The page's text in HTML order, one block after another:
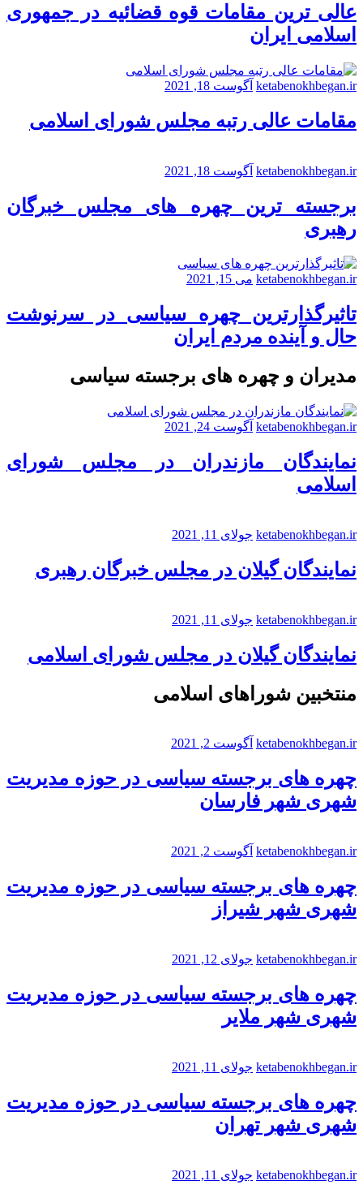
عالی ترین مقامات قوه قضائیه در جمهوری
اسلامی ایران
ketabenokhbegan.ir آگوست 18, 2021
مقامات عالی رتبه مجلس شورای اسلامی
ketabenokhbegan.ir آگوست 18, 2021
برجسته ترین چهره های مجلس خبرگان
رهبری
ketabenokhbegan.ir می 15, 2021
تاثیرگذارترین چهره سیاسی در سرنوشت
حال و آینده مردم ایران
مدیران و چهره های برجسته سیاسی
ketabenokhbegan.ir آگوست 24, 2021
نمایندگان مازندران در مجلس شورای
اسلامی
ketabenokhbegan.ir جولای 11, 2021
نمایندگان گیلان در مجلس خبرگان رهبری
ketabenokhbegan.ir جولای 11, 2021
نمایندگان گیلان در مجلس شورای اسلامی
منتخبین شوراهای اسلامی
ketabenokhbegan.ir آگوست 2, 2021
چهره های برجسته سیاسی در حوزه مدیریت
شهری شهر فارسان
ketabenokhbegan.ir آگوست 2, 2021
چهره های برجسته سیاسی در حوزه مدیریت
شهری شهر شیراز
ketabenokhbegan.ir جولای 12, 2021
چهره های برجسته سیاسی در حوزه مدیریت
شهری شهر ملایر
ketabenokhbegan.ir جولای 11, 2021
چهره های برجسته سیاسی در حوزه مدیریت
شهری شهر تهران
ketabenokhbegan.ir جولای 11, 2021